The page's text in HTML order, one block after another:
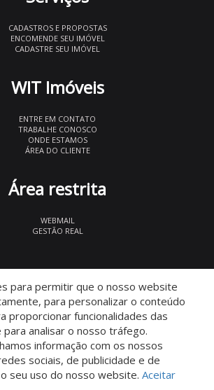
CADASTROS E PROPOSTAS
ENCOMENDE SEU IMÓVEL
CADASTRE SEU IMÓVEL
WIT Imóveis
ENTRE EM CONTATO
TRABALHE CONOSCO
ONDE ESTAMOS
ÁREA DO CLIENTE
Área restrita
WEBMAIL
GESTÃO REAL
por:
para permitir que o nosso website
para personalizar o conteúdo
proporcionar funcionalidades das
analisar o nosso tráfego.
informação com os nossos
sociais, de publicidade e de
seu uso do nosso website. Aceitar